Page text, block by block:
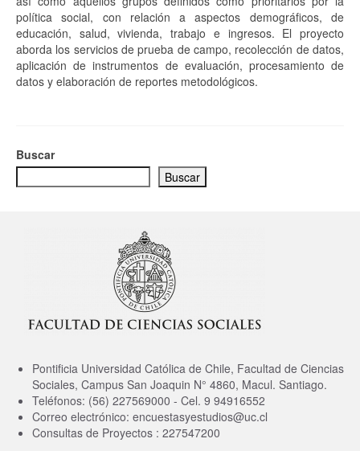
política social, con relación a aspectos demográficos, de
educación, salud, vivienda, trabajo e ingresos. El proyecto
aborda los servicios de prueba de campo, recolección de datos,
aplicación de instrumentos de evaluación, procesamiento de
datos y elaboración de reportes metodológicos.
Buscar
Buscar
Pontificia Universidad Católica de Chile, Facultad de Ciencias
Sociales, Campus San Joaquin N° 4860, Macul. Santiago.
Teléfonos: (56) 227569000 - Cel. 9 94916552
Correo electrónico: encuestasyestudios@uc.cl
Consultas de Proyectos : 227547200